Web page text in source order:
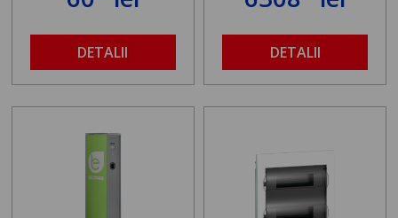
DETALII DETALII